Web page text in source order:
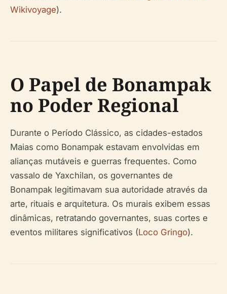
Wikivoyage).
O Papel de Bonampak
no Poder Regional
Durante o Período Clássico, as cidades-estados
Maias como Bonampak estavam envolvidas em
alianças mutáveis e guerras frequentes. Como
vassalo de Yaxchilan, os governantes de
Bonampak legitimavam sua autoridade através da
arte, rituais e arquitetura. Os murais exibem essas
dinâmicas, retratando governantes, suas cortes e
eventos militares significativos (Loco Gringo).